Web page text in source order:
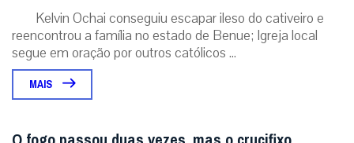
Kelvin Ochai conseguiu escapar ileso do cativeiro e
reencontrou a família no estado de Benue; Igreja local
segue em oração por outros católicos ...
MAIS